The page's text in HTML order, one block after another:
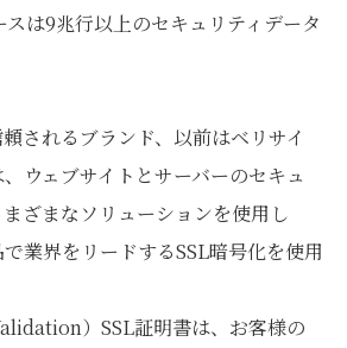
スは9兆行以上のセキュリティデータ
されるブランド、以前はベリサイ
ウェブサイトとサーバーのセキュ
ざまなソリューションを使用し
業界をリードするSSL暗号化を使用
）SSL証明書は、お客様の